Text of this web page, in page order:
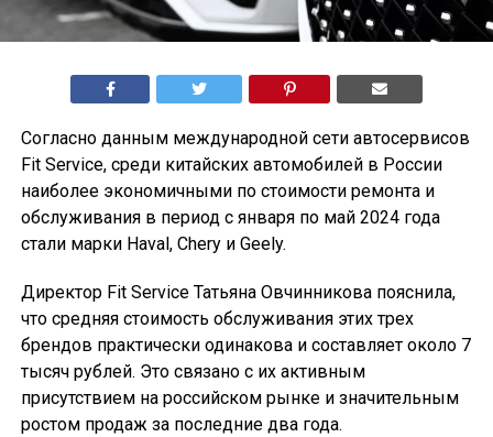
Согласно данным международной сети автосервисов
Fit Service, среди китайских автомобилей в России
наиболее экономичными по стоимости ремонта и
обслуживания в период с января по май 2024 года
стали марки Haval, Chery и Geely.
Директор Fit Service Татьяна Овчинникова пояснила,
что средняя стоимость обслуживания этих трех
брендов практически одинакова и составляет около 7
тысяч рублей. Это связано с их активным
присутствием на российском рынке и значительным
ростом продаж за последние два года.